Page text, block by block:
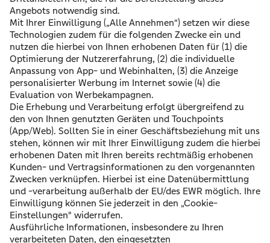
widerrufen möchte.
E-Mail Adresse verifizieren
Informationen zur Verarbeitung Ihrer Daten finden Sie in
unserenDatenschutzhinweisen.
Widerrufsmöglichkeit für mit einem
Partner geschlossene Verträge
Verträge, die Sie bei einem unserer Partner abgeschlossen
haben, können ausschließlich direkt beim jeweiligen
Anbieter widerrufen werden. Über die bereitgestellten
Links gelangen Sie zu den entsprechenden Seiten unserer
Partner, auf denen Sie den Widerruf erklären können: